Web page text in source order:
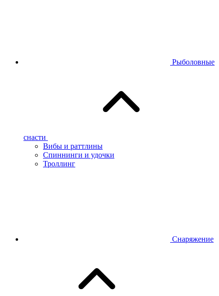
Рыболовные
снасти
Вибы и раттлины
Спиннинги и удочки
Троллинг
Снаряжение